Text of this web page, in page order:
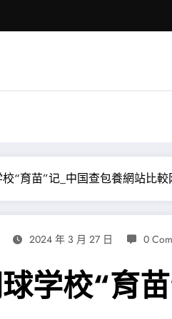
“育苗”记_中国查包養網站比較
2024 年 3 月 27 日 0
学校“育